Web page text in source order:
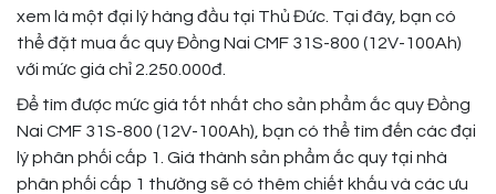
xem là một đại lý hàng đầu tại Thủ Đức. Tại đây, bạn có
thể đặt mua ắc quy Đồng Nai CMF 31S-800 (12V-100Ah)
với mức giá chỉ 2.250.000đ.
Để tìm được mức giá tốt nhất cho sản phẩm ắc quy Đồng
Nai CMF 31S-800 (12V-100Ah), bạn có thể tìm đến các đại
lý phân phối cấp 1. Giá thành sản phẩm ắc quy tại nhà
phân phối cấp 1 thường sẽ có thêm chiết khấu và các ưu